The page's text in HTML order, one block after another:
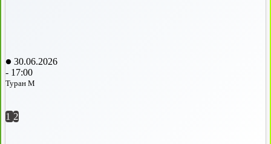
30.06.2026
- 17:00
Туран М
12